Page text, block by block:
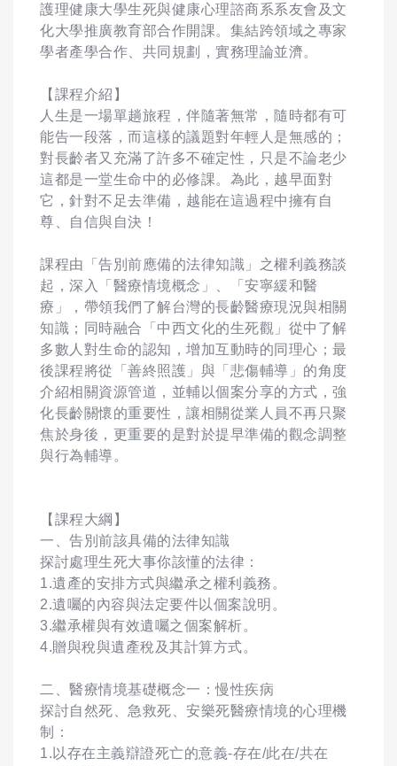
護理健康大學生死與健康心理諮商系系友會及文
化大學推廣教育部合作開課。集結跨領域之專家
學者產學合作、共同規劃，實務理論並濟。
【課程介紹】
人生是一場單趟旅程，伴隨著無常，隨時都有可
能告一段落，而這樣的議題對年輕人是無感的；
對長齡者又充滿了許多不確定性，只是不論老少
這都是一堂生命中的必修課。為此，越早面對
它，針對不足去準備，越能在這過程中擁有自
尊、自信與自決！
課程由「告別前應備的法律知識」之權利義務談
起，深入「醫療情境概念」、「安寧緩和醫
療」，帶領我們了解台灣的長齡醫療現況與相關
知識；同時融合「中西文化的生死觀」從中了解
多數人對生命的認知，增加互動時的同理心；最
後課程將從「善終照護」與「悲傷輔導」的角度
介紹相關資源管道，並輔以個案分享的方式，強
化長齡關懷的重要性，讓相關從業人員不再只聚
焦於身後，更重要的是對於提早準備的觀念調整
與行為輔導。
【課程大綱】
一、告別前該具備的法律知識
探討處理生死大事你該懂的法律：
1.遺產的安排方式與繼承之權利義務。
2.遺囑的內容與法定要件以個案說明。
3.繼承權與有效遺囑之個案解析。
4.贈與稅與遺產稅及其計算方式。
二、醫療情境基礎概念一：慢性疾病
探討自然死、急救死、安樂死醫療情境的心理機
制：
1.以存在主義辯證死亡的意義-存在/此在/共在